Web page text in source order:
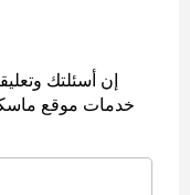
إن أسئلتك
خدمات موقع